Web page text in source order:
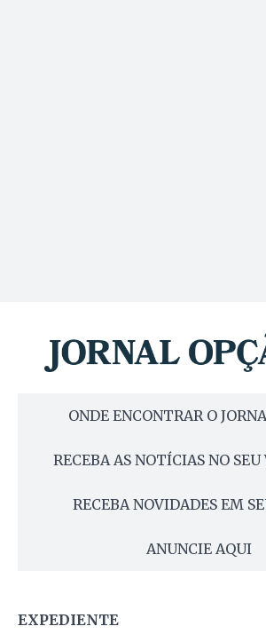
ONDE ENCONTRAR O
RECEBA AS NOTÍCIAS NO
RECEBA NOVIDADES EM
ANUNCIE AQUI
EXPEDIENTE